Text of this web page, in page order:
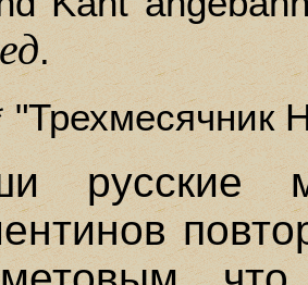
.
русские